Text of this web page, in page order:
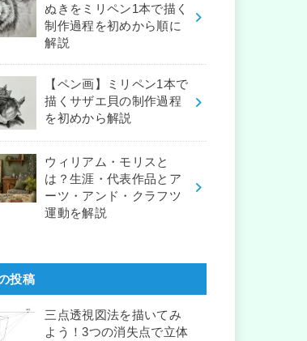
ぬきをミリペン1本で描く
制作過程を初めから順に
解説
【ペン画】ミリペン1本で
描くサザエ貝の制作過程
を初めから解説
ウィリアム・モリスと
は？生涯・代表作品とア
ーツ・アンド・クラフツ
運動を解説
投稿
三点透視図法を描いてみ
よう！3つの消失点で立体